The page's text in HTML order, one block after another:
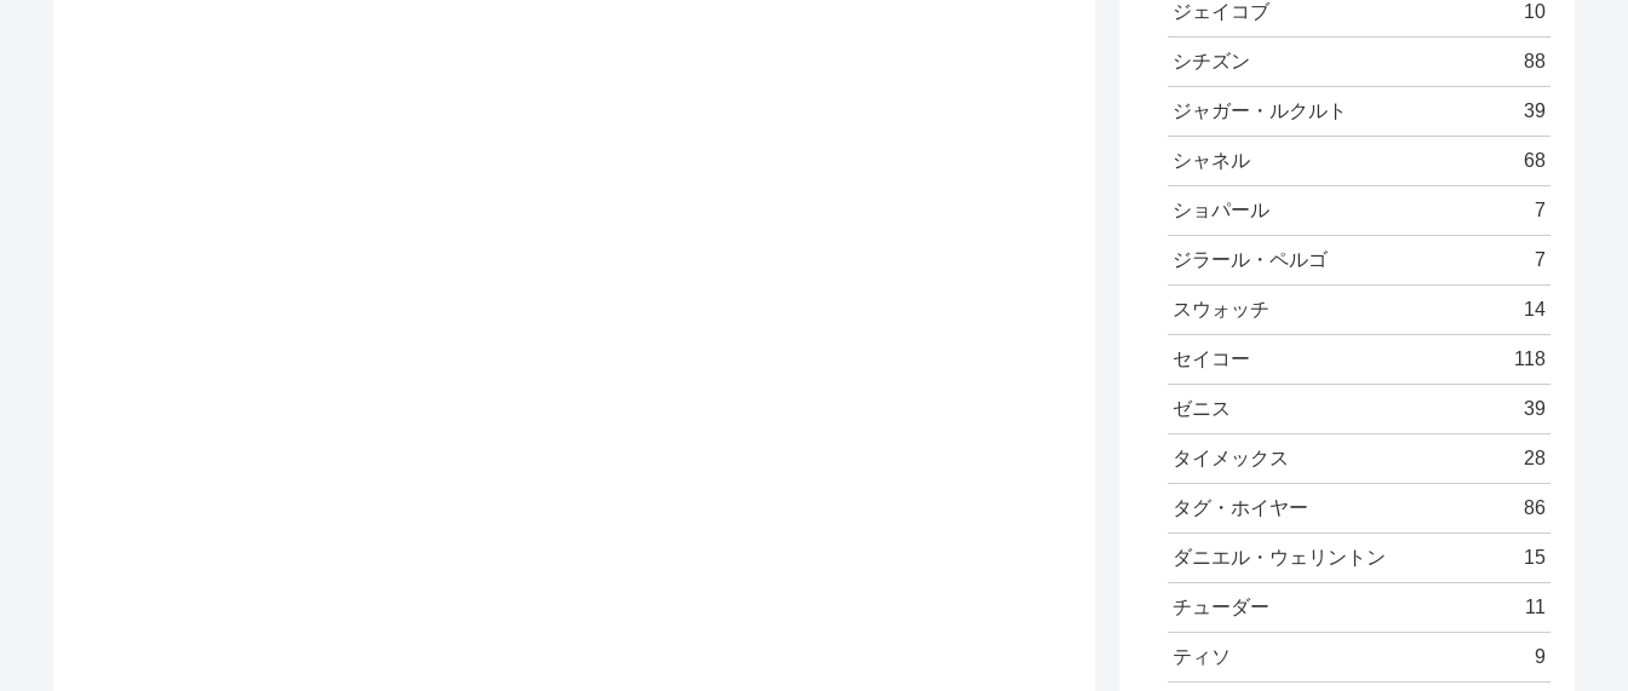
ジェイコブ 10
シチズン 88
ジャガー・ルクルト 39
シャネル 68
ショパール 7
ジラール・ペルゴ 7
スウォッチ 14
セイコー 118
ゼニス 39
タイメックス 28
タグ・ホイヤー 86
ダニエル・ウェリントン 15
チューダー 11
ティソ 9